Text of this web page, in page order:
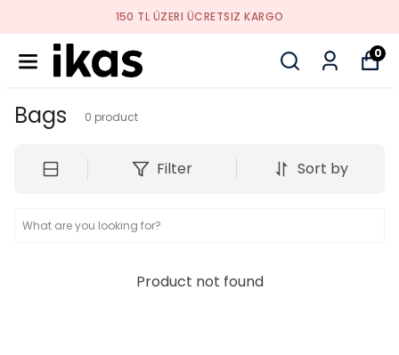
150 TL ÜZERI ÜCRETSIZ KARGO
0
Bags 0 product
Filter Sort by
Product not found